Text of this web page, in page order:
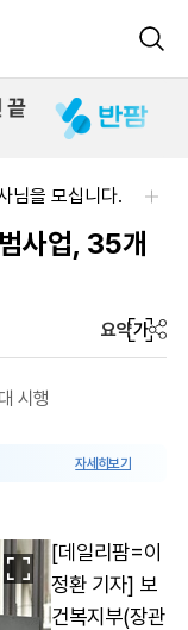
님을 모십니다.
사업, 35개
요약가
시행
자세히보기
[데일리팜=이
정환 기자] 보
건복지부(장관